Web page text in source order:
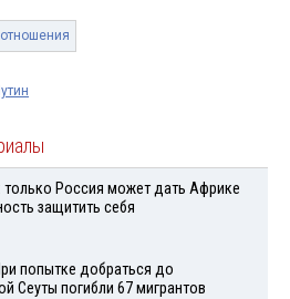
только Россия может дать Африке
защитить себя
попытке добраться до
Сеуты погибли 67 мигрантов